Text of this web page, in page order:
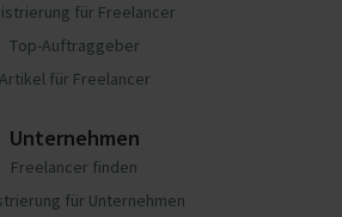
für Freelancer
Top-Auftraggeber
Artikel für Freelancer
Unternehmen
Freelancer finden
für Unternehmen